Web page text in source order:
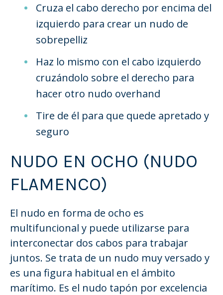
Cruza el cabo derecho por encima del
izquierdo para crear un nudo de
sobrepelliz
Haz lo mismo con el cabo izquierdo
cruzándolo sobre el derecho para
hacer otro nudo overhand
Tire de él para que quede apretado y
seguro
NUDO EN OCHO (NUDO
FLAMENCO)
El nudo en forma de ocho es
multifuncional y puede utilizarse para
interconectar dos cabos para trabajar
juntos. Se trata de un nudo muy versado y
es una figura habitual en el ámbito
marítimo. Es el nudo tapón por excelencia